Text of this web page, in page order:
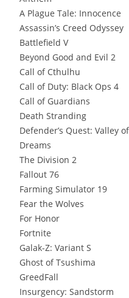
A Plague Tale: Innocence
Assassin’s Creed Odyssey
Battlefield V
Beyond Good and Evil 2
Call of Cthulhu
Call of Duty: Black Ops 4
Call of Guardians
Death Stranding
Defender’s Quest: Valley
Dreams
The Division 2
Fallout 76
Farming Simulator 19
Fear the Wolves
For Honor
Fortnite
Galak-Z: Variant S
Ghost of Tsushima
GreedFall
Insurgency: Sandstorm